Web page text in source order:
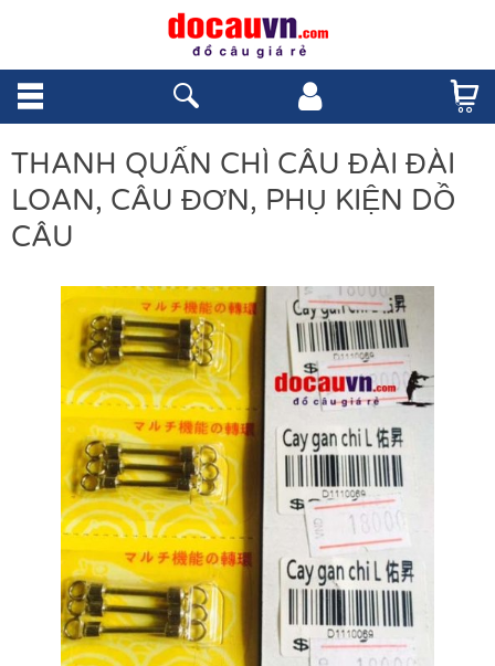
THANH QUẤN CHÌ CÂU ĐÀI ĐÀI
LOAN, CÂU ĐƠN, PHỤ KIỆN DỒ
CÂU